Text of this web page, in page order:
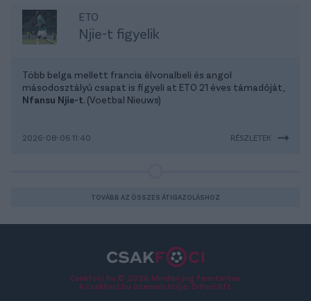
ETO
Njie-t figyelik
Több belga mellett francia élvonalbeli és angol
másodosztályú csapat is figyeli at ETO 21 éves támadóját,
Nfansu Njie-t. (Voetbal Nieuws)
2026-08-06 11:40 RÉSZLETEK
TOVÁBB AZ ÖSSZES ÁTIGAZOLÁSHOZ
Csakfoci.hu © 2026 Minden jog fenntartva.
A csakfoci.hu üzemeltetője: DrFoci Kft.